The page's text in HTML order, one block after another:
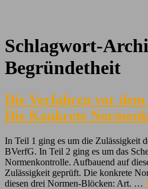
Schlagwort-
Begründetheit
Die Verfahren vor
Die Konkrete
In Teil 1 ging es um die Zulässigkeit
BVerfG. In Teil 2 ging es um das
Normenkontrolle. Aufbauend auf
Zulässigkeit geprüft. Die konkrete
diesen drei Normen-Blöcken: Art. …